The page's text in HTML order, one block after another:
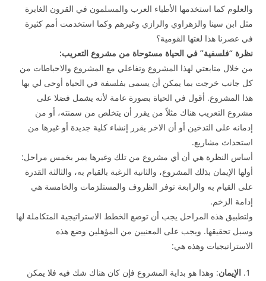
والعلوم كما استخدمها الأطباء العرب والمسلمون في القرون الغابرة
مثل ابن سينا والزهراوي والرازي وغيرهم وكما استخدمت أمم كثيرة
في عصرنا هذا لغتها القومية؟
نظرة “فلسفية” في الحياة مستوحاة من مشروع التعريب:
من خلال متابعتي لهذا المشروع وتفاعلي مع المشروع والاحباطات من
كل جانب خرجت بما يمكن أن يسمى بفلسفة في الحياة أوحى لي بها
هذا المشروع. أقول في الحياة بصورة عامة لأنه يشمل فضلا على
مشروع التعريب هناك مثلاً من يقرر أن يتخلص من سمنته، أو من
إدمانه على التدخين أو أن الاخر يقرر إنشاء كلية جديدة أو غيرها من
استحداث مشاريع.
أساس النظرة هي أن أي مشروع من تلك وغيرها يمر بخمس مراحل:
أولها الإيمان بذلك المشروع، والثانية الرغبة بالقيام به، والثالثة القدرة
على القيام به والرابعة توفر الظروف والمستلزمات والخامسة هي
إدامة الزخم.
ولتطبيق هذه المراحل يجب أن توضع الخطط الاستراتيجية المتكاملة لها
وسبل تحقيقها. ويجب على المعنيين من المؤهلين وضع هذه
الاستراتيجيات وهذه هي:
الإيمان: وهذا هو بداية المشروع فإن كان هناك شك فيه فلا يمكن